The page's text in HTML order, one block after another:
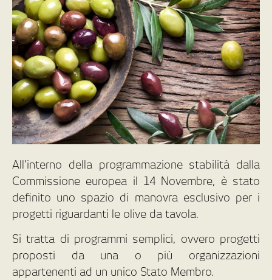
All’interno della programmazione stabilità dalla
Commissione europea il 14 Novembre, è stato
definito uno spazio di manovra esclusivo per i
progetti riguardanti le olive da tavola.
Si tratta di programmi semplici, ovvero progetti
proposti da una o più organizzazioni
appartenenti ad un unico Stato Membro.